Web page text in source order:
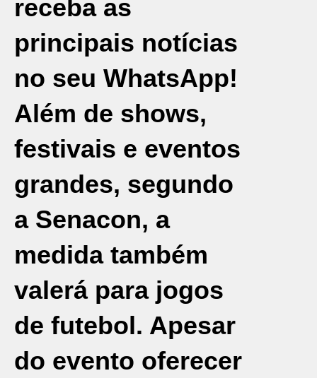
receba as
principais notícias
no seu WhatsApp!
Além de shows,
festivais e eventos
grandes, segundo
a Senacon, a
medida também
valerá para jogos
de futebol. Apesar
do evento oferecer